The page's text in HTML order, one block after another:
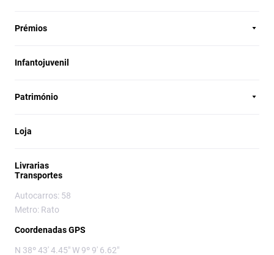
Prémios
Infantojuvenil
Património
Loja
Livrarias
Transportes
Autocarros: 58
Metro: Rato
Coordenadas GPS
N 38º 43' 4.45" W 9º 9' 6.62"